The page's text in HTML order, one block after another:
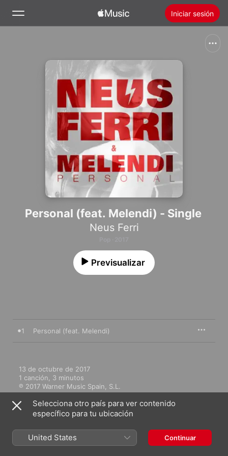
Iniciar sesión
Novedades
Instalar Apple Music
Personal (feat. Melendi) - Single
Neus Ferri
Previsualizar
1 Personal (feat. Melendi)
13 de octubre de 2017
1 canción, 3 minutos
℗ 2017 Warner Music Spain, S.L.
Más de Neus Ferri
Selecciona otro país para ver contenido
específico para tu ubicación
United States Continuar